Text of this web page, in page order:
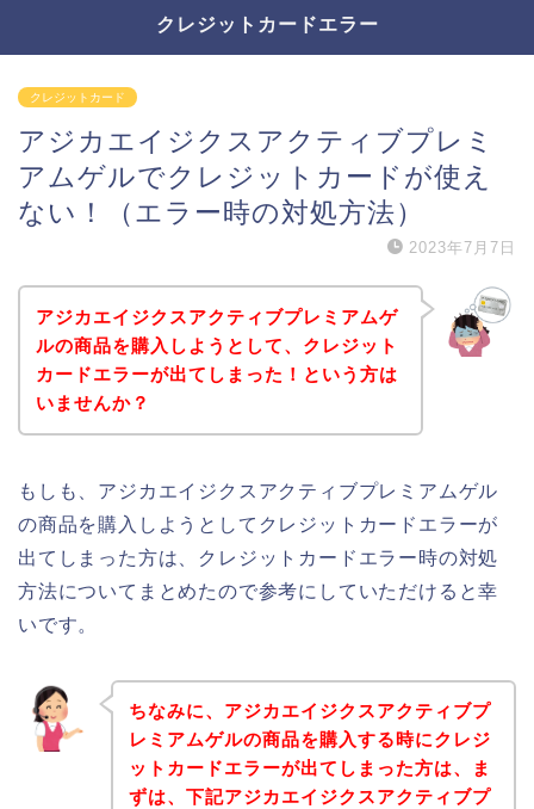
クレジットカードエラー
クレジットカード
アジカエイジクスアクティブプレミ
アムゲルでクレジットカードが使え
ない！（エラー時の対処方法）
2023年7月7日
アジカエイジクスアクティブプレミアムゲ
ルの商品を購入しようとして、クレジット
カードエラーが出てしまった！という方は
いませんか？
もしも、アジカエイジクスアクティブプレミアムゲル
の商品を購入しようとしてクレジットカードエラーが
出てしまった方は、クレジットカードエラー時の対処
方法についてまとめたので参考にしていただけると幸
いです。
ちなみに、アジカエイジクスアクティブプ
レミアムゲルの商品を購入する時にクレジ
ットカードエラーが出てしまった方は、ま
ずは、下記アジカエイジクスアクティブプ